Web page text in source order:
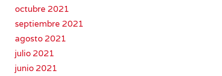
octubre 2021
septiembre 2021
agosto 2021
julio 2021
junio 2021